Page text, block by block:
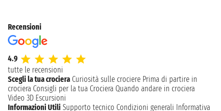
Recensioni
4.9
tutte le recensioni
Scegli la tua crociera Curiosità sulle crociere Prima di partire in
crociera Consigli per la tua Crociera Quando andare in crociera
Video 3D Escursioni
Informazioni Utili Supporto tecnico Condizioni generali Informativa